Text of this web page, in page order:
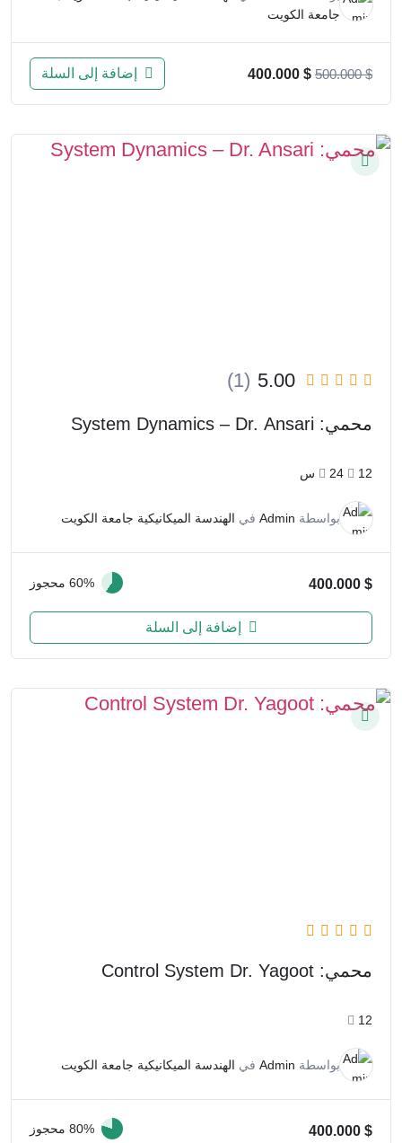
جامعة الكويت
500.000$
400.000 $ إضافة إلى السلة
5.00
(1)
محمي: System Dynamics – Dr. Ansari
12 24س
بواسطة Admin في الهندسة الميكانيكية جامعة الكويت
400.000 $ 60% محجوز
إضافة إلى السلة
محمي: Control System Dr. Yagoot
12
بواسطة Admin في الهندسة الميكانيكية جامعة الكويت
400.000 $ 80% محجوز